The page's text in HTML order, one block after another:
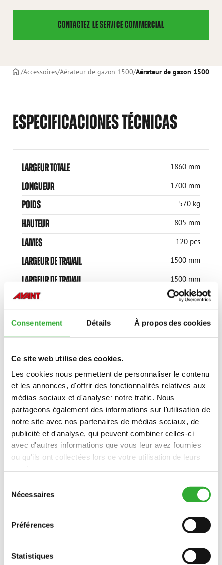
Consentement Détails À propos des cookies
Ce site web utilise des cookies.
Les cookies nous permettent de personnaliser le contenu
et les annonces, d'offrir des fonctionnalités relatives aux
médias sociaux et d'analyser notre trafic. Nous
partageons également des informations sur l'utilisation de
notre site avec nos partenaires de médias sociaux, de
publicité et d'analyse, qui peuvent combiner celles-ci
avec d'autres informations que vous leur avez fournies
ou qu'ils ont collectées lors de votre utilisation de leurs
Nécessaires
Préférences
Statistiques
CONTACTEZ LE SERVICE COMMERCIAL
PAGE DE COUVERTURE
Accessoires Aérateur de gazon 1500 Aérateur de gazon 1500
ESPECIFICACIONES TÉCNICAS
LARGEUR TOTALE 1860 mm
LONGUEUR 1700 mm
POIDS 570 kg
HAUTEUR 805 mm
LAMES 120 pcs
LARGEUR DE TRAVAIL 1500 mm
LARGEUR DE TRAVAIL 1500 mm
LARGEUR TOTALE 1860 mm
RÉFÉRENCE
MODÈLES COMPATIBLES
MODÈLE compatible adaptable Incompatible
220
Incompatible
225
Incompatible
225LPG
Incompatible
313S
Incompatible
320S
Incompatible
320S+
Incompatible
420
Incompatible
423
Incompatible
520
Incompatible
523
Incompatible
525LPG
Incompatible
528
Incompatible
530
Incompatible
630
Incompatible
635
compatible
635i
compatible
640
compatible
640i
compatible
645i
compatible
650i
compatible
735
compatible
735i
compatiblecompatiblecompatiblecompatiblecompatiblecompatiblecompatiblecompatiblecompatibleIncompatibleIncompatibleIncompatibleIncompatible
e513
Incompatible
e527
Incompatible
e6
Incompatible